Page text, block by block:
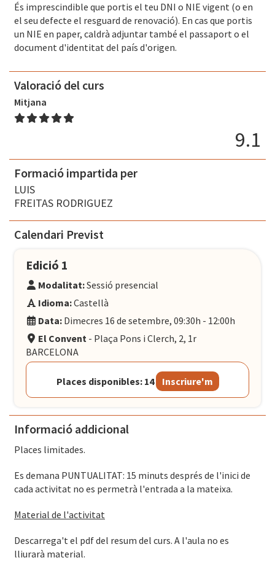
És imprescindible que portis el teu DNI o NIE vigent (o en
el seu defecte el resguard de renovació). En cas que portis
un NIE en paper, caldrà adjuntar també el passaport o el
document d'identitat del país d'origen.
Valoració del curs
Mitjana
9.1
Formació impartida per
LUIS
FREITAS RODRIGUEZ
Calendari Previst
Edició 1
Modalitat:Sessió presencial
Idioma:Castellà
Data: Dimecres 16 de setembre, 09:30h - 12:00h
El Convent - Plaça Pons i Clerch, 2, 1r
BARCELONA
Places disponibles: 14 Inscriure'm
Informació addicional
Places limitades.
Es demana PUNTUALITAT: 15 minuts després de l'inici de
cada activitat no es permetrà l'entrada a la mateixa.
Material de l'activitat
Descarrega't el pdf del resum del curs. A l'aula no es
lliurarà material.